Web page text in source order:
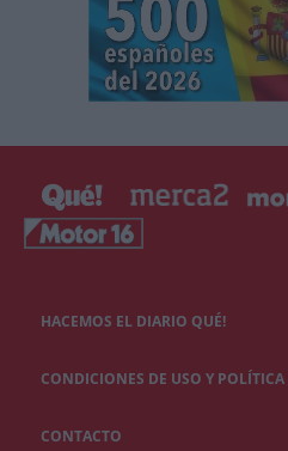
HACEMOS EL DIARIO QUÉ!
CONDICIONES DE USO Y
CONTACTO